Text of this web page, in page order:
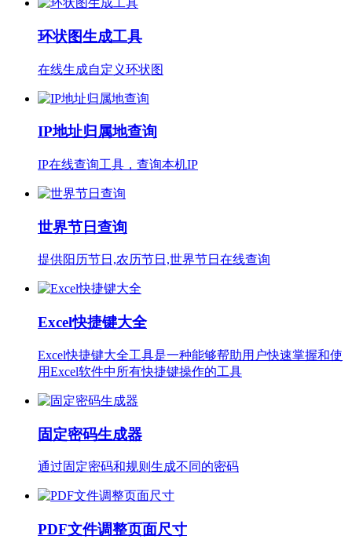
环状图生成工具
在线生成自定义环状图
IP地址归属地查询
IP在线查询工具，查询本机IP
世界节日查询
提供阳历节日,农历节日,世界节日在线查询
Excel快捷键大全
Excel快捷键大全工具是一种能够帮助用户快速掌握和使
用Excel软件中所有快捷键操作的工具
固定密码生成器
通过固定密码和规则生成不同的密码
PDF文件调整页面尺寸